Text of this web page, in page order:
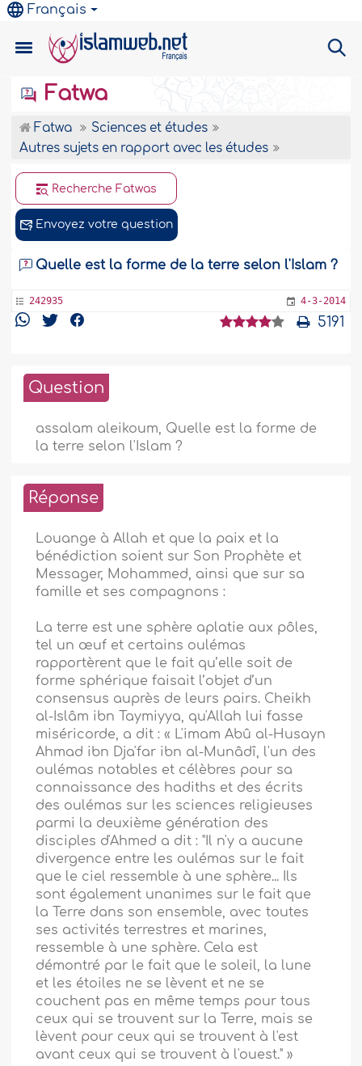
Français
Fatwa
Fatwa
Sciences et études
Autres sujets en rapport avec les études
Recherche Fatwas
Envoyez votre question
Quelle est la forme de la terre selon l'Islam ?
242935 4-3-2014
5191
Question
assalam aleikoum, Quelle est la forme de
la terre selon l'Islam ?
Réponse
Louange à Allah et que la paix et la
bénédiction soient sur Son Prophète et
Messager, Mohammed, ainsi que sur sa
famille et ses compagnons :
La terre est une sphère aplatie aux pôles,
tel un œuf et certains oulémas
rapportèrent que le fait qu’elle soit de
forme sphérique faisait l’objet d’un
consensus auprès de leurs pairs. Cheikh
al-Islâm ibn Taymiyya, qu'Allah lui fasse
miséricorde, a dit : « L'imam Abû al-Husayn
Ahmad ibn Dja'far ibn al-Munâdî, l'un des
oulémas notables et célèbres pour sa
connaissance des hadiths et des écrits
des oulémas sur les sciences religieuses
parmi la deuxième génération des
disciples d'Ahmed a dit : "Il n'y a aucune
divergence entre les oulémas sur le fait
que le ciel ressemble à une sphère... Ils
sont également unanimes sur le fait que
la Terre dans son ensemble, avec toutes
ses activités terrestres et marines,
ressemble à une sphère. Cela est
démontré par le fait que le soleil, la lune
et les étoiles ne se lèvent et ne se
couchent pas en même temps pour tous
ceux qui se trouvent sur la Terre, mais se
lèvent pour ceux qui se trouvent à l'est
avant ceux qui se trouvent à l'ouest." »